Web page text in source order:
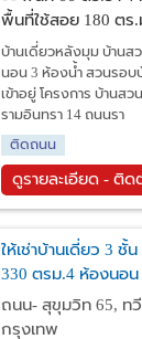
พื้นที่ใช้สอย 180 ตร.
บ้านเดี่ยวหลังมุม บ้านส
นอน 3 ห้องน้ำ สวนรอบ
เข้าอยู่ โครงการ บ้านส
รามอินทรา 14 ถนนรา
ติดถนน
ดูรายละเอียด - ติด
ให้เช่าบ้านเดี่ยว 3 ชั้
330 ตรม.4 ห้องนอ
สุขุมวิท 65
ถนน- สุขุมวิท 65,
กรุงเทพ